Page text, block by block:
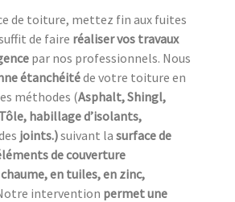
de toiture, mettez fin aux fuites
de faire réaliser vos travaux
par nos professionnels. Nous
étanchéitéde votre toiture en
méthodes (Asphalt, Shingl,
habillage d’isolants,
joints.)suivant la surface de
de couverture
en tuiles, en zinc,
intervention permet une